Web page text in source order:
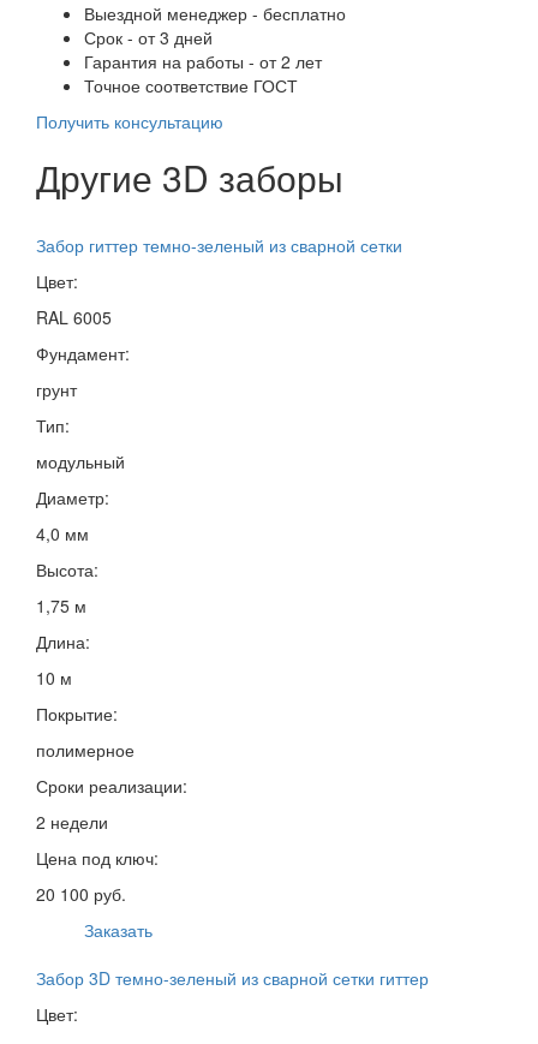
Выездной менеджер - бесплатно
Срок - от 3 дней
Гарантия на работы - от 2 лет
Точное соответствие ГОСТ
Получить консультацию
Другие 3D заборы
Забор гиттер темно-зеленый из сварной сетки
Цвет:
RAL 6005
Фундамент:
грунт
Тип:
модульный
Диаметр:
4,0 мм
Высота:
1,75 м
Длина:
10 м
Покрытие:
полимерное
Сроки реализации:
2 недели
Цена под ключ:
20 100 руб.
Заказать
Забор 3D темно-зеленый из сварной сетки гиттер
Цвет: